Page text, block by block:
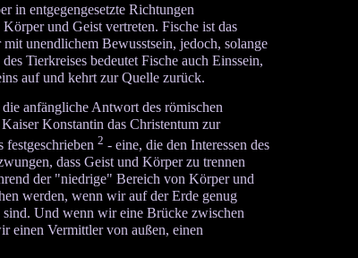
in entgegengesetzte Richtungen
und Geist vertreten. Fische ist das
unendlichem Bewusstsein, jedoch, solange
Tierkreises bedeutet Fische auch Einssein,
auf und kehrt zur Quelle zurück.
anfängliche Antwort des römischen
Konstantin das Christentum zur
2 - eine, die den Interessen des
dass Geist und Körper zu trennen
der "niedrige" Bereich von Körper und
werden, wenn wir auf der Erde genug
Und wenn wir eine Brücke zwischen
einen Vermittler von außen, einen